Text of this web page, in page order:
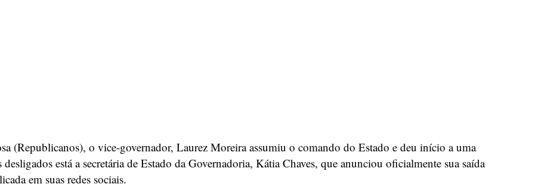
(Republicanos), o vice-governador, Laurez Moreira assumiu o comando do Estado e deu início a uma
está a secretária de Estado da Governadoria, Kátia Chaves, que anunciou oficialmente sua saída
em suas redes sociais.